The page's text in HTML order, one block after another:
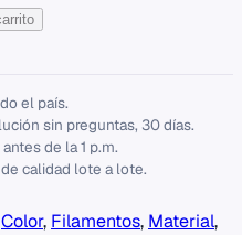
el país.
sin preguntas, 30 días.
de la 1 p.m.
calidad lote a lote.
Color, Filamentos, Material,